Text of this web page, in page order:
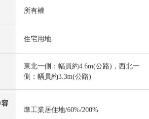
所有權
住宅用地
東北一側：幅員約4.6m(公路)，西北一
側：幅員約3.3m(公路)
容
準工業居住地/60%/200%